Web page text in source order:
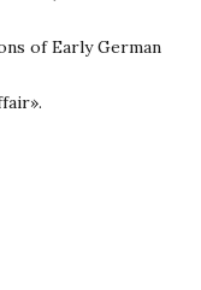
of Early German